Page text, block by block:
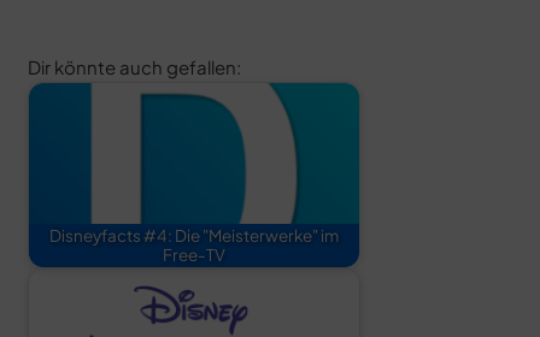
Dir könnte auch gefallen:
Disneyfacts #4: Die "Meisterwerke" im
Free-TV